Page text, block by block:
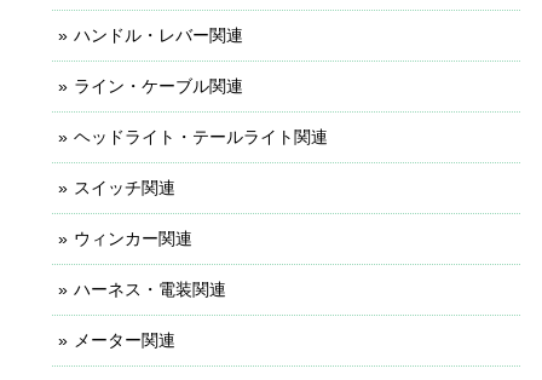
ハンドル・レバー関連
ライン・ケーブル関連
ヘッドライト・テールライト関連
スイッチ関連
ウィンカー関連
ハーネス・電装関連
メーター関連